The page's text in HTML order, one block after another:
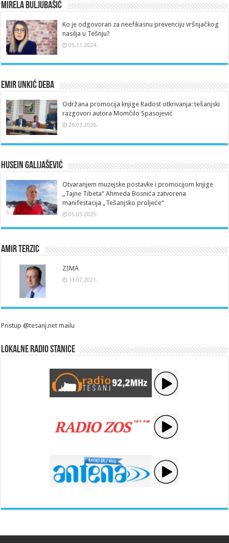
Mirela Buljubašić
Ko je odgovoran za neefikasnu prevenciju vršnjačkog
nasilja u Tešnju?
05.11.2024.
Emir Unkić Deba
Održana promocija knjige Radost otkrivanja: tešanjski
razgovori autora Momčilo Spasojević
26.03.2026.
Husein Galijašević
Otvaranjem muzejske postavke i promocijom knjige
„Tajne Tibeta“ Ahmeda Bosnića zatvorena
manifestacija „Tešanjsko proljeće“
05.05.2025.
Amir Terzic
ZIMA
13.07.2021.
Pristup @tesanj.net mailu
Lokalne radio stanice